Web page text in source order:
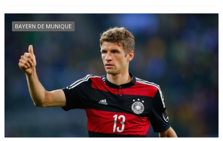
BAYERN DE MUNIQUE